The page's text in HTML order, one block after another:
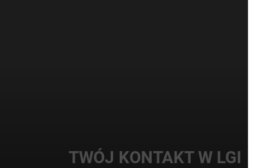
TWÓJ KONTAKT W LGI